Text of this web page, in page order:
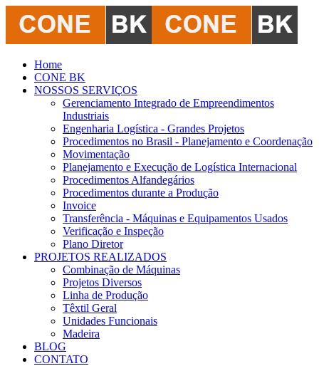
Home
CONE BK
NOSSOS SERVIÇOS
Gerenciamento Integrado de Empreendimentos
Industriais
Engenharia Logística - Grandes Projetos
Procedimentos no Brasil - Planejamento e Coordenação
Movimentação
Planejamento e Execução de Logística Internacional
Procedimentos Alfandegários
Procedimentos durante a Produção
Invoice
Transferência - Máquinas e Equipamentos Usados
Verificação e Inspeção
Plano Diretor
PROJETOS REALIZADOS
Combinação de Máquinas
Projetos Diversos
Linha de Produção
Têxtil Geral
Unidades Funcionais
Madeira
BLOG
CONTATO